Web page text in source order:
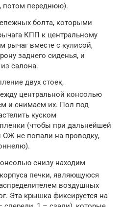
потом переднюю).
болта, которыми
КПП к центральному
рычаг вместе с кулисой,
заднего сиденья, и
салона.
двух стоек,
центральной консолью
и снимаем их. Пол под
куском
(чтобы при дальнейшей
ОЖ не попали на проводку,
снизу находим
печки, являющуюся
воздушных
Эта крышка фиксируется на